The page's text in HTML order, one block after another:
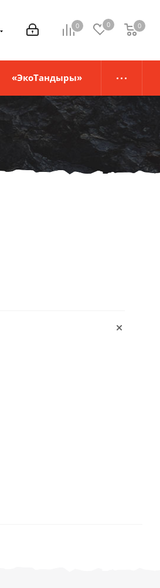
0 0 0
0
«ЭкоТандыры»